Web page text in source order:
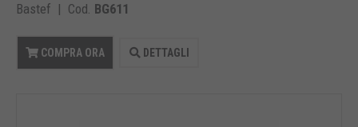
Bastef | Cod. BG611
COMPRA ORA DETTAGLI